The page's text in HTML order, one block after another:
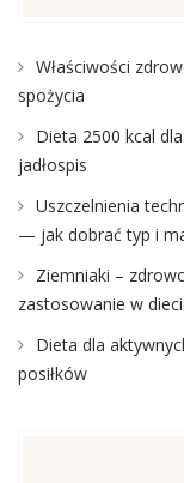
Właściwości
spożycia
Dieta 2500 kcal
jadłospis
Uszczelnienia
— jak dobrać typ i
Ziemniaki –
zastosowanie w
Dieta dla
posiłków